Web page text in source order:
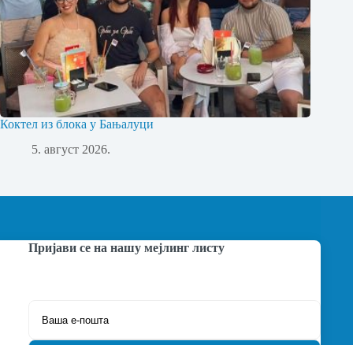
Коктел из блока у Бањалуци
5. август 2026.
Пријави се на нашу мејлинг листу